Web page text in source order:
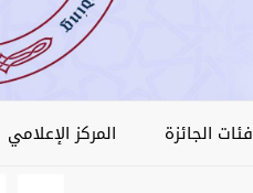
فئات الجائزة المركز الإعلامي